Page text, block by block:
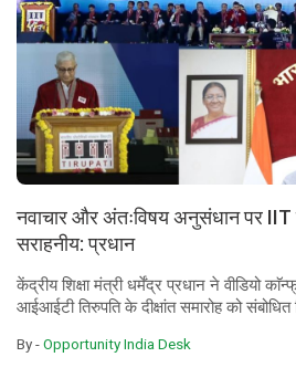
नवाचार और अंतःविषय अनुसंधान पर IIT
सराहनीय: प्रधान
केंद्रीय शिक्षा मंत्री धर्मेंद्र प्रधान ने वीडियो
आईआईटी तिरुपति के दीक्षांत समारोह को संबोधित
By -Opportunity India Desk